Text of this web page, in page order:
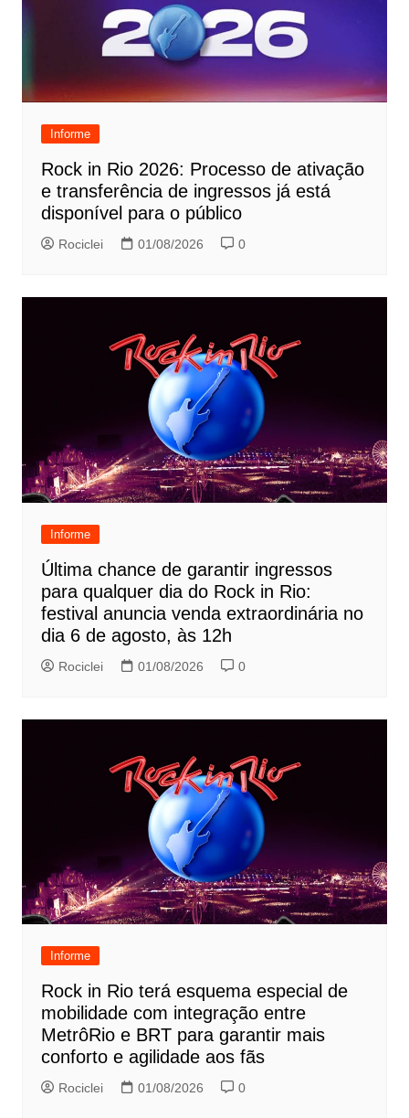
Informe
Rock in Rio 2026: Processo de ativação
e transferência de ingressos já está
disponível para o público
Rociclei 01/08/2026 0
Informe
Última chance de garantir ingressos
para qualquer dia do Rock in Rio:
festival anuncia venda extraordinária no
dia 6 de agosto, às 12h
Rociclei 01/08/2026 0
Informe
Rock in Rio terá esquema especial de
mobilidade com integração entre
MetrôRio e BRT para garantir mais
conforto e agilidade aos fãs
Rociclei 01/08/2026 0